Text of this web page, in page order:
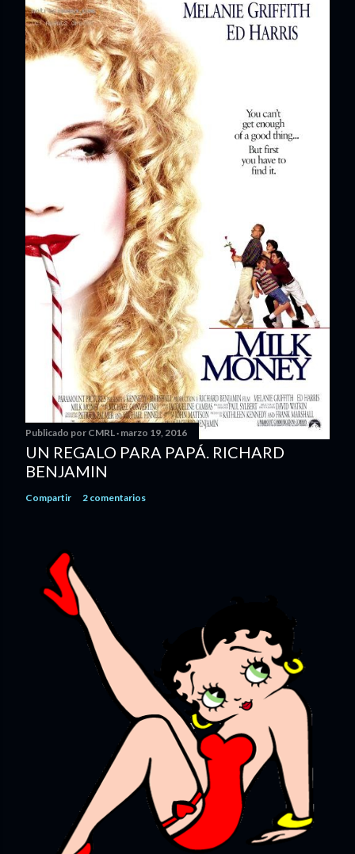
Publicado por CMRL marzo 19, 2016
UN REGALO PARA PAPÁ. RICHARD
BENJAMIN
Compartir 2 comentarios